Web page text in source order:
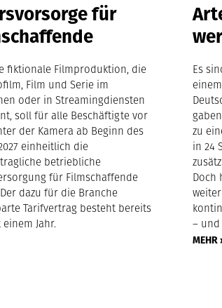
für
fiktionale Filmproduktion, die
Film und Serie im
oder in Streamingdiensten
soll für alle Beschäftigte vor
der Kamera ab Beginn des
einheitlich die
betriebliche
für Filmschaffende
dazu für die Branche
Tarifvertrag besteht bereits
Jahr.
Es
zu
in 24
Doch
–
MEHR